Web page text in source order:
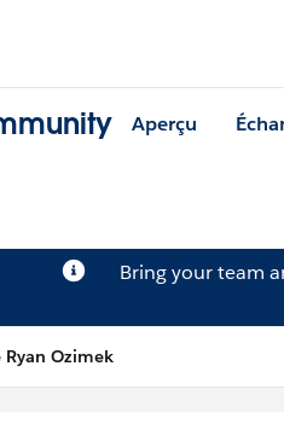
Aperçu
Bring your team
Ozimek